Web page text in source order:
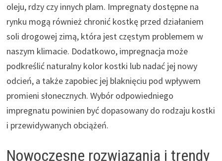
oleju, rdzy czy innych plam. Impregnaty dostępne na
rynku mogą również chronić kostkę przed działaniem
soli drogowej zimą, która jest częstym problemem w
naszym klimacie. Dodatkowo, impregnacja może
podkreślić naturalny kolor kostki lub nadać jej nowy
odcień, a także zapobiec jej blaknięciu pod wpływem
promieni słonecznych. Wybór odpowiedniego
impregnatu powinien być dopasowany do rodzaju kostki
i przewidywanych obciążeń.
Nowoczesne rozwiązania i trendy